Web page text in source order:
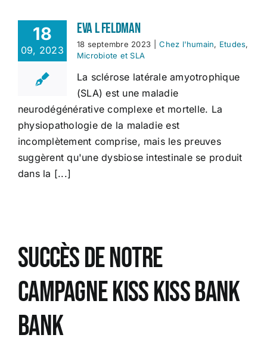
18
09, 2023
Eva L Feldman
18 septembre 2023 Chez l'humain, Etudes,
Microbiote et SLA
La sclérose latérale amyotrophique
(SLA) est une maladie
neurodégénérative complexe et mortelle. La
physiopathologie de la maladie est
incomplètement comprise, mais les preuves
suggèrent qu'une dysbiose intestinale se produit
dans la [...]
Succès de notre
campagne Kiss Kiss Bank
Bank